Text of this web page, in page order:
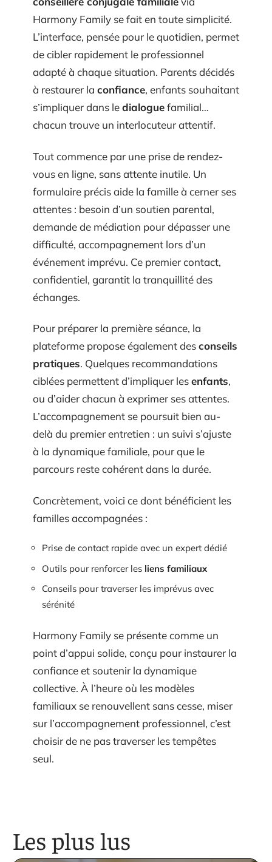
Harmony Family se fait en toute simplicité.
L’interface, pensée pour le quotidien, permet
de cibler rapidement le professionnel
adapté à chaque situation. Parents décidés
à restaurer la confiance, enfants souhaitant
s’impliquer dans ledialoguefamilial…
chacun trouve un interlocuteur attentif.
Tout commence par une prise de rendez-
vous en ligne, sans attente inutile. Un
formulaire précis aide la famille à cerner ses
attentes : besoin d’un soutien parental,
demande de médiation pour dépasser une
difficulté, accompagnement lors d’un
événement imprévu. Ce premier contact,
confidentiel, garantit la tranquillité des
échanges.
Pour préparer la première séance, la
plateforme propose également desconseils
pratiques. Quelques recommandations
ciblées permettent d’impliquer lesenfants,
ou d’aider chacun à exprimer ses attentes.
L’accompagnement se poursuit bien au-
delà du premier entretien : un suivi s’ajuste
à la dynamique familiale, pour que le
parcours reste cohérent dans la durée.
Concrètement, voici ce dont bénéficient les
familles accompagnées :
Prise de contact rapide avec un expert dédié
Outils pour renforcer les liens familiaux
Conseils pour traverser les imprévus avec
sérénité
Harmony Family se présente comme un
point d’appui solide, conçu pour instaurer la
confiance et soutenir la dynamique
collective. À l’heure où les modèles
familiaux se renouvellent sans cesse, miser
sur l’accompagnement professionnel, c’est
choisir de ne pas traverser les tempêtes
seul.
Les plus lus